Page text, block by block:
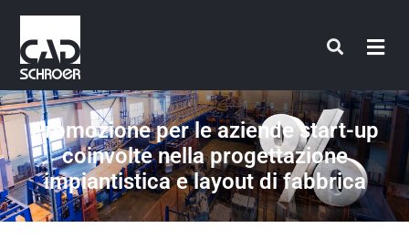
Vai
contenuto
Promozione per le aziende start-up
coinvolte nella progettazione
impiantistica e layout di fabbrica